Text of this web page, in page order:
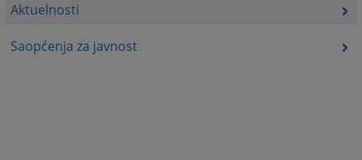
Aktuelnosti
Saopćenja za javnost